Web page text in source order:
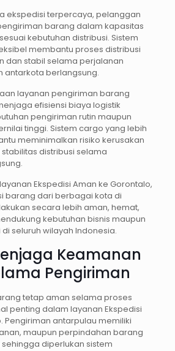
ekspedisi terpercaya, pelanggan
barang dalam kapasitas
kebutuhan distribusi. Sistem
membantu proses distribusi
dan stabil selama perjalanan
antarkota berlangsung.
layanan pengiriman barang
efisiensi biaya logistik
pengiriman rutin maupun
tinggi. Sistem cargo yang lebih
meminimalkan risiko kerusakan
distribusi selama
Ekspedisi Aman ke Gorontalo,
barang dari berbagai kota di
secara lebih aman, hemat,
kebutuhan bisnis maupun
seluruh wilayah Indonesia.
Keamanan
Pengiriman
tetap aman selama proses
penting dalam layanan Ekspedisi
Pengiriman antarpulau memiliki
maupun perpindahan barang
diperlukan sistem